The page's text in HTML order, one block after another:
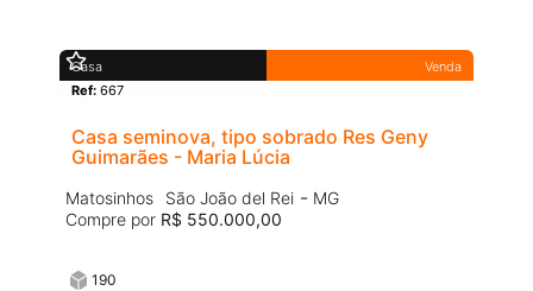
Venda
Casa
Ref: 667
Casa seminova, tipo sobrado Res Geny
Guimarães - Maria Lúcia
Matosinhos São João del Rei - MG
Compre por R$ 550.000,00
190